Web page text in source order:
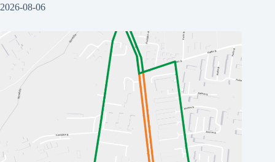
2026-08-06